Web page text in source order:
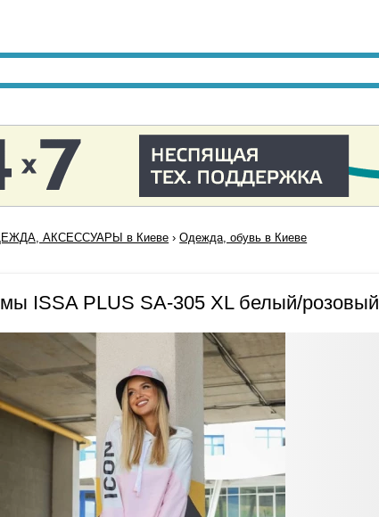
АКСЕССУАРЫ в Киеве ›Одежда, обувь в Киеве
ISSA PLUS SA-305 XL белый/розовый